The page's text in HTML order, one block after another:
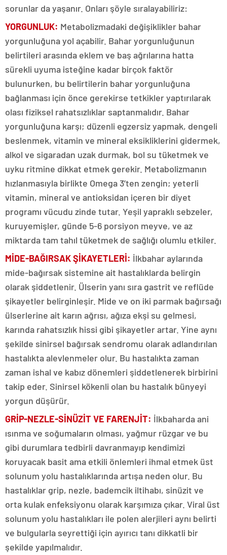
sorunlar da yaşanır. Onları şöyle sıralayabiliriz:
YORGUNLUK: Metabolizmadaki değişiklikler bahar
yorgunluğuna yol açabilir. Bahar yorgunluğunun
belirtileri arasında eklem ve baş ağrılarına hatta
sürekli uyuma isteğine kadar birçok faktör
bulunurken, bu belirtilerin bahar yorgunluğuna
bağlanması için önce gerekirse tetkikler yaptırılarak
olası fiziksel rahatsızlıklar saptanmalıdır. Bahar
yorgunluğuna karşı; düzenli egzersiz yapmak, dengeli
beslenmek, vitamin ve mineral eksikliklerini gidermek,
alkol ve sigaradan uzak durmak, bol su tüketmek ve
uyku ritmine dikkat etmek gerekir. Metabolizmanın
hızlanmasıyla birlikte Omega 3’ten zengin; yeterli
vitamin, mineral ve antioksidan içeren bir diyet
programı vücudu zinde tutar. Yeşil yapraklı sebzeler,
kuruyemişler, günde 5-6 porsiyon meyve, ve az
miktarda tam tahıl tüketmek de sağlığı olumlu etkiler.
MİDE-BAĞIRSAK ŞİKAYETLERİ: İlkbahar aylarında
mide-bağırsak sistemine ait hastalıklarda belirgin
olarak şiddetlenir. Ülserin yanı sıra gastrit ve reflüde
şikayetler belirginleşir. Mide ve on iki parmak bağırsağı
ülserlerine ait karın ağrısı, ağıza ekşi su gelmesi,
karında rahatsızlık hissi gibi şikayetler artar. Yine aynı
şekilde sinirsel bağırsak sendromu olarak adlandırılan
hastalıkta alevlenmeler olur. Bu hastalıkta zaman
zaman ishal ve kabız dönemleri şiddetlenerek birbirini
takip eder. Sinirsel kökenli olan bu hastalık bünyeyi
yorgun düşürür.
GRİP-NEZLE-SİNÜZİT VE FARENJİT: İlkbaharda ani
ısınma ve soğumaların olması, yağmur rüzgar ve bu
gibi durumlara tedbirli davranmayıp kendimizi
koruyacak basit ama etkili önlemleri ihmal etmek üst
solunum yolu hastalıklarında artışa neden olur. Bu
hastalıklar grip, nezle, bademcik iltihabı, sinüzit ve
orta kulak enfeksiyonu olarak karşımıza çıkar. Viral üst
solunum yolu hastalıkları ile polen alerjileri aynı belirti
ve bulgularla seyrettiği için ayırıcı tanı dikkatli bir
şekilde yapılmalıdır.